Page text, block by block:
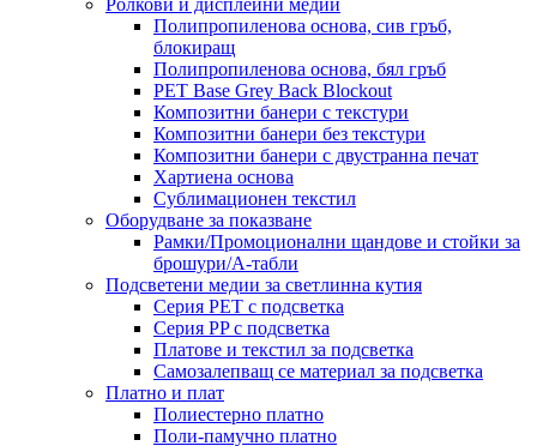
Полипропиленова основа, сив гръб,
блокиращ
Полипропиленова основа, бял гръб
PET Base Grey Back Blockout
Композитни банери с текстури
Композитни банери без текстури
Композитни банери с двустранна печат
Хартиена основа
Сублимационен текстил
Оборудване за показване
Рамки/Промоционални щандове и стойки за
брошури/А-табли
Подсветени медии за светлинна кутия
Серия PET с подсветка
Серия PP с подсветка
Платове и текстил за подсветка
Самозалепващ се материал за подсветка
Платно и плат
Полиестерно платно
Поли-памучно платно